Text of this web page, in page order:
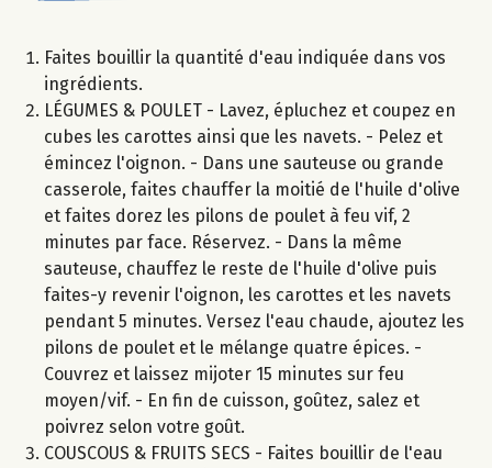
Faites bouillir la quantité d'eau indiquée dans vos
ingrédients.
LÉGUMES & POULET - Lavez, épluchez et coupez en
cubes les carottes ainsi que les navets. - Pelez et
émincez l'oignon. - Dans une sauteuse ou grande
casserole, faites chauffer la moitié de l'huile d'olive
et faites dorez les pilons de poulet à feu vif, 2
minutes par face. Réservez. - Dans la même
sauteuse, chauffez le reste de l'huile d'olive puis
faites-y revenir l'oignon, les carottes et les navets
pendant 5 minutes. Versez l'eau chaude, ajoutez les
pilons de poulet et le mélange quatre épices. -
Couvrez et laissez mijoter 15 minutes sur feu
moyen/vif. - En fin de cuisson, goûtez, salez et
poivrez selon votre goût.
COUSCOUS & FRUITS SECS - Faites bouillir de l'eau